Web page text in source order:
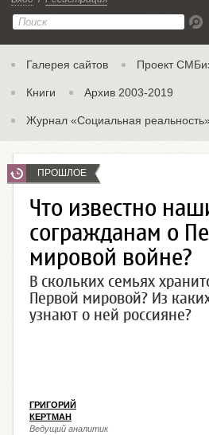
Галерея сайтов Проект
Книги Архив 2003-2019
Журнал «Социальная реальность»
ПРОШЛОЕ
Что известно
согражданам о
мировой войне?
В скольких семьях
Первой мировой? Из
узнают о ней россияне?
ГРИГОРИЙ
КЕРТМАН
Ведущий аналитик